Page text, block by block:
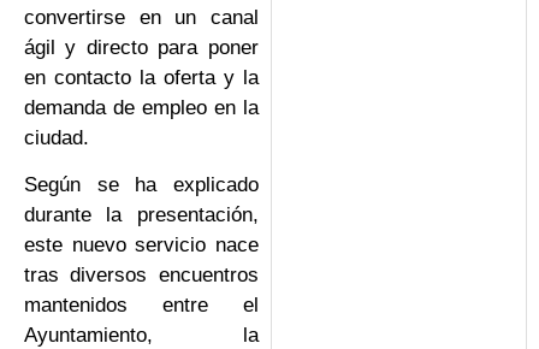
convertirse en un canal
ágil y directo para poner
en contacto la oferta y la
demanda de empleo en la
ciudad.
Según se ha explicado
durante la presentación,
este nuevo servicio nace
tras diversos encuentros
mantenidos entre el
Ayuntamiento, la